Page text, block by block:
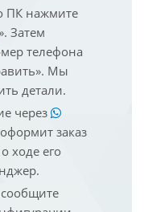
ПК нажмите
Затем
телефона
Мы
детали.
через
заказ
ходе его